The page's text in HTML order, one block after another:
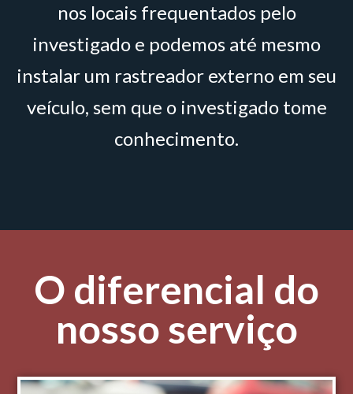
nos locais frequentados pelo
investigado e podemos até mesmo
instalar um rastreador externo em seu
veículo, sem que o investigado tome
conhecimento.
O diferencial do
nosso serviço